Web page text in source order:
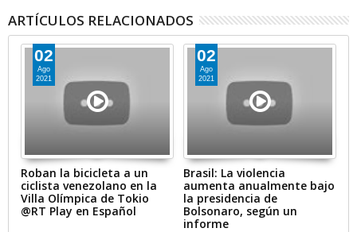
ARTÍCULOS RELACIONADOS
02
Ago
2021
Roban la bicicleta a un
ciclista venezolano en la
Villa Olímpica de Tokio
@RT Play en Español
02
Ago
2021
Brasil: La violencia
aumenta anualmente bajo
la presidencia de
Bolsonaro, según un
informe